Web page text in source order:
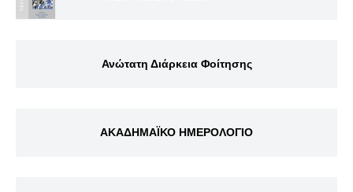
Ανώτατη Διάρκεια Φοίτησης
ΑΚΑΔΗΜΑΪΚΟ ΗΜΕΡΟΛΟΓΙΟ